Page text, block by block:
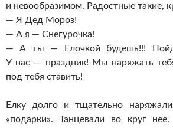
и невообразимом. Радостные такие,
— Я Дед Мороз!
— А я — Снегурочка!
— А ты — Елочкой будешь!!!
У нас — праздник! Мы наряжать
под тебя ставить!
Елку долго и тщательно
«подарки». Танцевали во круг